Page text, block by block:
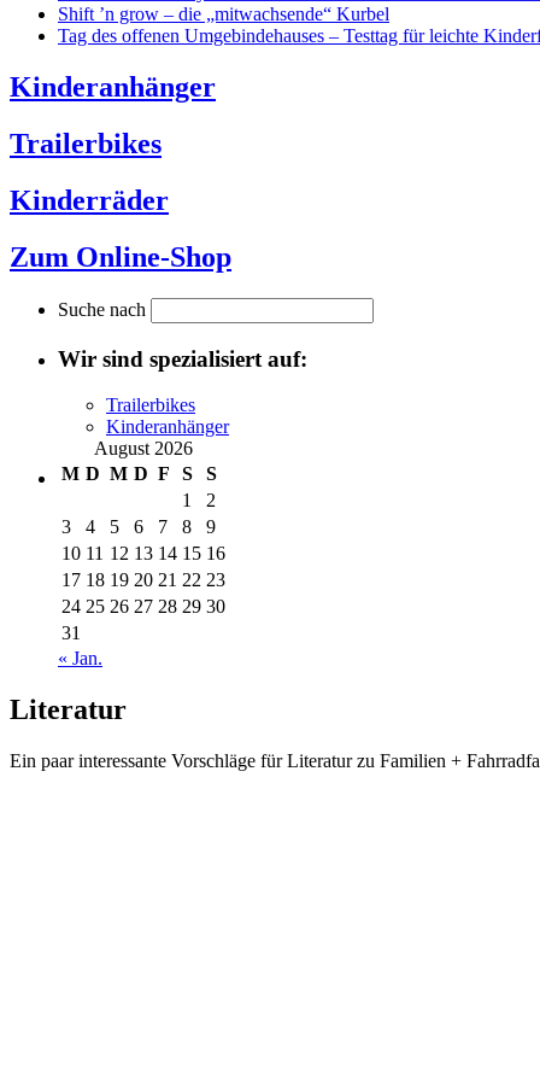
Shift ’n grow – die „mitwachsende“ Kurbel
Tag des offenen Umgebindehauses – Testtag für leichte
Kinderanhänger
Trailerbikes
Kinderräder
Zum Online-Shop
Suche nach
Wir sind spezialisiert auf:
Trailerbikes
Kinderanhänger
August 2026
M D M D F S
S
1
2
3
4 5 6 7 8
9
10 11 12 13 14 15 16
17 18 19 20 21 22 23
24 25 26 27 28 29 30
31
« Jan.
Literatur
Ein paar interessante Vorschläge für Literatur zu Familien +